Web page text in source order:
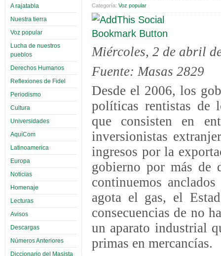
A rajatabla
Nuestra tierra
Voz popular
Lucha de nuestros
pueblos
Derechos Humanos
Reflexiones de Fidel
Periodismo
Cultura
Universidades
AquíCom
Latinoamerica
Europa
Noticias
Homenaje
Lecturas
Avisos
Descargas
Números Anteriores
Diccionario del Masista
Categoría: Voz popular
Miércoles, 2 de abril
Fuente: Masas 2829
Desde el 2006, los
políticas rentistas de
que consisten en
inversionistas
ingresos por la
gobierno por más de
continuemos
agota el gas, el
consecuencias de no
un aparato industrial
primas en mercancías.